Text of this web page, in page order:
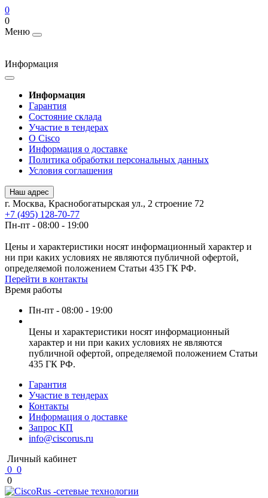
0
0
Меню
Информация
Информация
Гарантия
Состояние склада
Участие в тендерах
О Cisco
Информация о доставке
Политика обработки персональных данных
Условия соглашения
Наш адрес
г. Москва, Краснобогатырская ул., 2 строение 72
+7 (495) 128-70-77
Пн-пт - 08:00 - 19:00
Цены и характеристики носят информационный характер и
ни при каких условиях не являются публичной офертой,
определяемой положением Статьи 435 ГК РФ.
Перейти в контакты
Время работы
Пн-пт - 08:00 - 19:00
Цены и характеристики носят информационный
характер и ни при каких условиях не являются
публичной офертой, определяемой положением Статьи
435 ГК РФ.
Гарантия
Участие в тендерах
Контакты
Информация о доставке
Запрос КП
info@ciscorus.ru
Личный кабинет
0 0
0